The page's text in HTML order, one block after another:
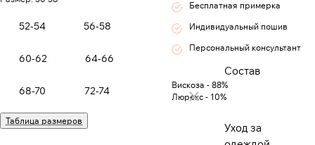
52-54 56-58
60-62 64-66
68-70 72-74
Таблица размеров
Бесплатная примерка
Индивидуальный пошив
Персональный консультант
Состав
Вискоза - 88%
Люрекс - 10%
Уход за